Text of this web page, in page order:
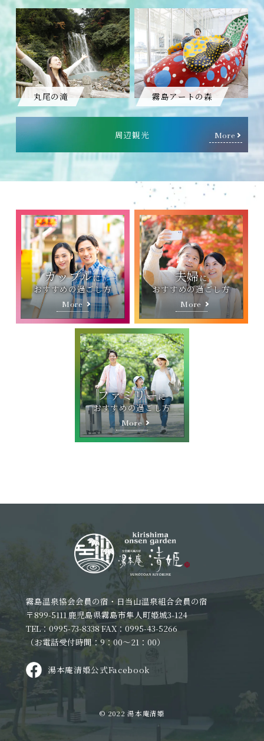
丸尾の滝 霧島アートの森
周辺観光 More
カップルに
おすすめの過ごし方
More
夫婦に
おすすめの過ごし方
More
ファミリーに
おすすめの過ごし方
More
霧島温泉協会会員の宿・日当山温泉組合会員の宿
〒899-5111 鹿児島県霧島市隼人町姫城3-124
TEL：0995-73-8338 FAX：0995-43-5266
（お電話受付時間：9：00～21：00）
湯本庵清姫公式Facebook
© 2022 湯本庵清姫